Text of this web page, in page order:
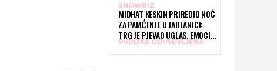
SHOWBIZ
MIDHAT KESKIN PRIREDIO NOĆ
ZA PAMĆENJE U JABLANICI:
TRG JE PJEVAO UGLAS, EMOCIJE
PREPLAVILE RODNI GRAD
PUBLIKA ODUŠEVLJENA